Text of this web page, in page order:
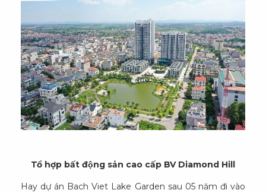
Tổ hợp bất động sản cao cấp BV Diamond Hill
Hay dự án Bach Viet Lake Garden sau 05 năm đi vào